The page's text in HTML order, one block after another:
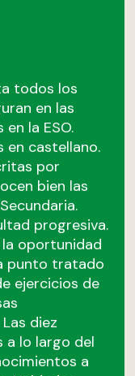
todos los
en las
la ESO.
en castellano.
por
bien las
progresiva.
oportunidad
punto tratado
ejercicios de
diez
a lo largo del
a